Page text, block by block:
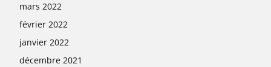
mars 2022
février 2022
janvier 2022
décembre 2021